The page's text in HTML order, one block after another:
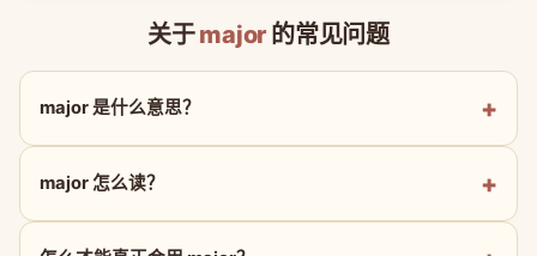
关于major 的常见问题
major 是什么意思？
major 怎么读？